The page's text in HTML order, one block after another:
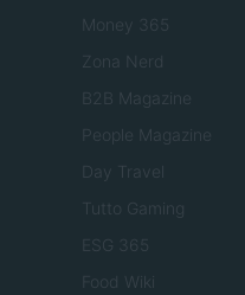
Money 365
Zona Nerd
B2B Magazine
People Magazine
Day Travel
Tutto Gaming
ESG 365
Food Wiki